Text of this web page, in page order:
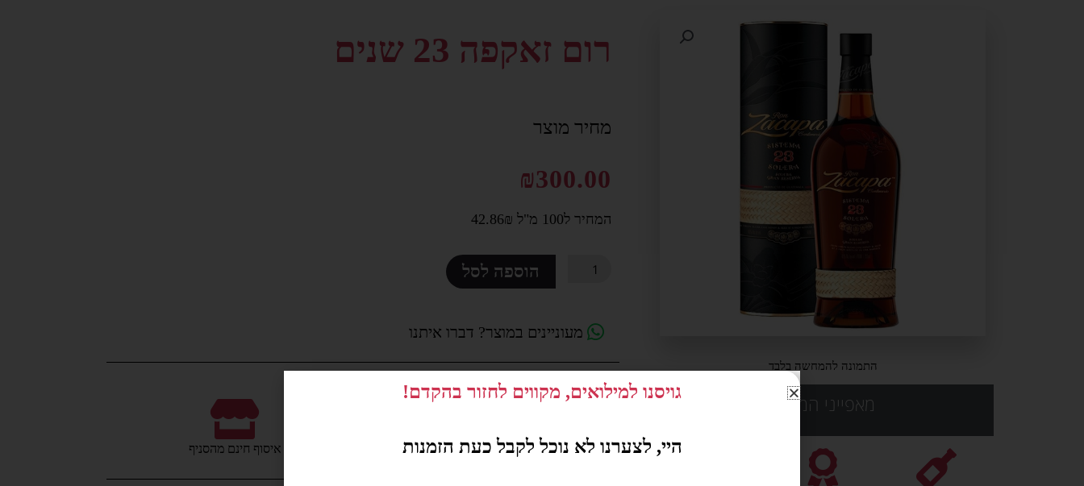
התמונה להמחשה בלבד
מאפייני המוצר:
רום זאקפה 23 שנים
מחיר מוצר
₪300.00
המחיר ל100 מ"ל 42.86₪
כמות
זאקפה
23
שנים
הוספה לסל
מעוניינים במוצר? דברו איתנו
משלוחים באשקלון בלבד איסוף חינם מהסניף
גויסנו למילואים, מקווים לחזור בהקדם!
היי, לצערנו לא נוכל לקבל כעת הזמנות